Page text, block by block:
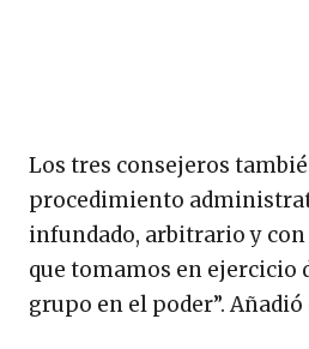
Los tres consejeros
procedimiento
infundado, arbitrario y con
que tomamos en ejercicio
grupo en el poder”.